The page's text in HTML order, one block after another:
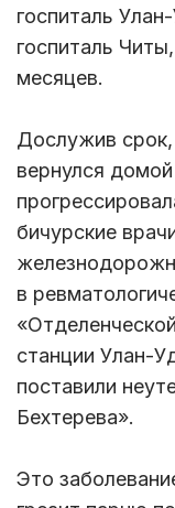
госпиталь
госпиталь
месяцев.
Дослужив
вернулся
бичурские
в
станции
поставили
Бехтерева».
Это